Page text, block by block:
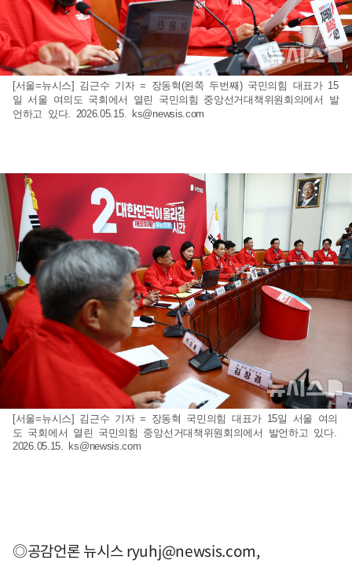
[서울=뉴시스] 김근수 기자 = 장동혁(왼쪽 두번째) 국민의힘 대표가 15
일 서울 여의도 국회에서 열린 국민의힘 중앙선거대책위원회의에서 발
언하고 있다. 2026.05.15. ks@newsis.com
[서울=뉴시스] 김근수 기자 = 장동혁 국민의힘 대표가 15일 서울 여의
도 국회에서 열린 국민의힘 중앙선거대책위원회의에서 발언하고 있다.
2026.05.15. ks@newsis.com
◎공감언론 뉴시스ryuhj@newsis.com,